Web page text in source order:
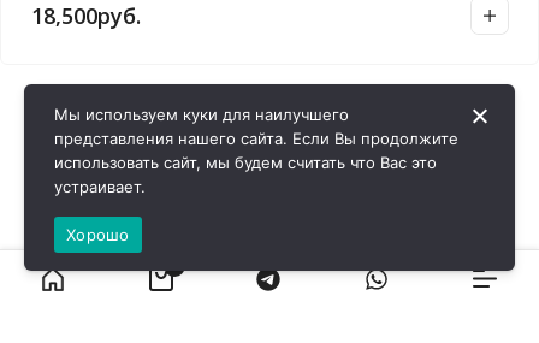
18,500руб.
Мы используем куки для наилучшего
представления нашего сайта. Если Вы продолжите
использовать сайт, мы будем считать что Вас это
устраивает.
Хорошо